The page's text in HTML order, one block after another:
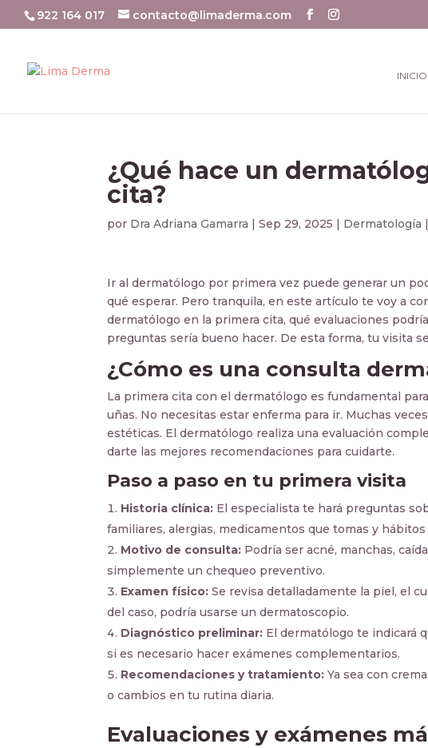
922 164 017 contacto@limaderma.com
INICIO
¿Qué hace un
cita?
por Dra Adriana Gamarra |Sep 29, 2025 | Dermatología
Ir al dermatólogo por primera vez puede generar un
qué esperar. Pero tranquila, en este artículo te voy a
dermatólogo en la primera cita, qué evaluaciones
preguntas sería bueno hacer. De esta forma, tu visita
¿Cómo es una consulta
La primera cita con el dermatólogo es fundamental
uñas. No necesitas estar enferma para ir. Muchas
estéticas. El dermatólogo realiza una evaluación
darte las mejores recomendaciones para cuidarte.
Paso a paso en tu primera visita
Historia clínica: El especialista te hará preguntas
familiares, alergias, medicamentos que tomas y hábitos
Motivo de consulta: Podría ser acné, manchas,
simplemente un chequeo preventivo.
Examen físico: Se revisa detalladamente la piel, el
del caso, podría usarse un dermatoscopio.
Diagnóstico preliminar: El dermatólogo te indicará
si es necesario hacer exámenes complementarios.
Recomendaciones y tratamiento: Ya sea con
o cambios en tu rutina diaria.
Evaluaciones y exámenes